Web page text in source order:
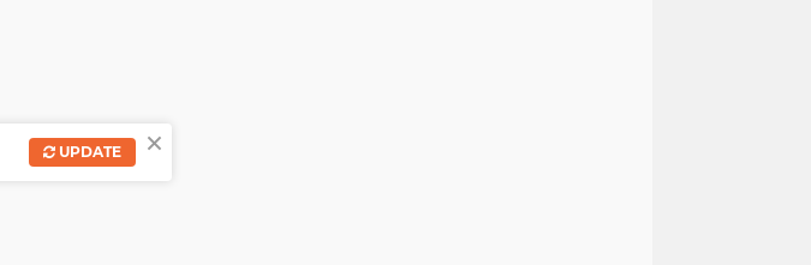
×
UPDATE